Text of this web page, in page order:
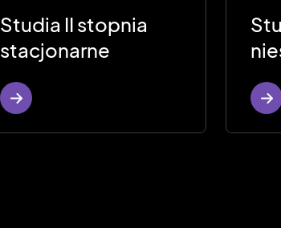
Studia II stopnia
stacjonarne